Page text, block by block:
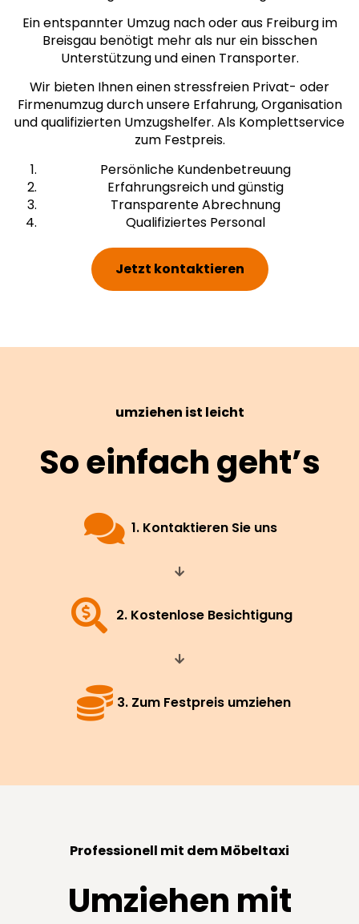
Ein entspannter Umzug nach oder aus Freiburg im
Breisgau benötigt mehr als nur ein bisschen
Unterstützung und einen Transporter.
Wir bieten Ihnen einen stressfreien Privat- oder
Firmenumzug durch unsere Erfahrung, Organisation
und qualifizierten Umzugshelfer. Als Komplettservice
zum Festpreis.
Persönliche Kundenbetreuung
Erfahrungsreich und günstig
Transparente Abrechnung
Qualifiziertes Personal
Jetzt kontaktieren
umziehen ist leicht
So einfach geht’s
1. Kontaktieren Sie uns
2. Kostenlose Besichtigung
3. Zum Festpreis umziehen
Professionell mit dem Möbeltaxi
Umziehen mit